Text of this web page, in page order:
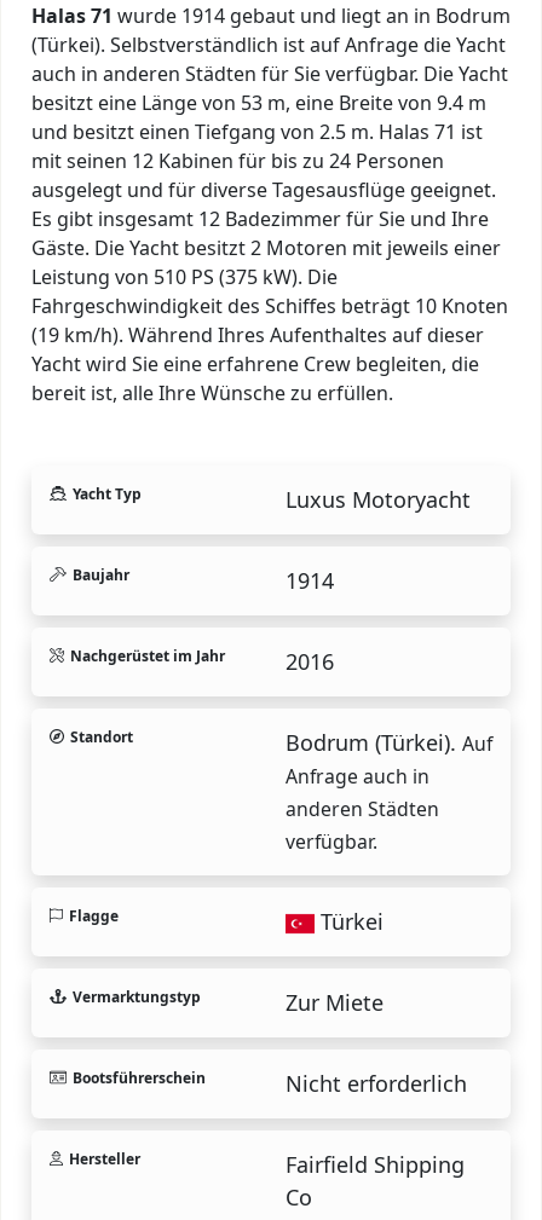
Halas 71 wurde 1914 gebaut und liegt an in Bodrum
(Türkei). Selbstverständlich ist auf Anfrage die Yacht
auch in anderen Städten für Sie verfügbar. Die Yacht
besitzt eine Länge von 53 m, eine Breite von 9.4 m
und besitzt einen Tiefgang von 2.5 m. Halas 71 ist
mit seinen 12 Kabinen für bis zu 24 Personen
ausgelegt und für diverse Tagesausflüge geeignet.
Es gibt insgesamt 12 Badezimmer für Sie und Ihre
Gäste. Die Yacht besitzt 2 Motoren mit jeweils einer
Leistung von 510 PS (375 kW). Die
Fahrgeschwindigkeit des Schiffes beträgt 10 Knoten
(19 km/h). Während Ihres Aufenthaltes auf dieser
Yacht wird Sie eine erfahrene Crew begleiten, die
bereit ist, alle Ihre Wünsche zu erfüllen.
Yacht Typ Luxus Motoryacht
Baujahr 1914
Nachgerüstet im Jahr 2016
Standort Bodrum (Türkei). Auf
Anfrage auch in
anderen Städten
verfügbar.
Flagge Türkei
Vermarktungstyp Zur Miete
Bootsführerschein Nicht erforderlich
Hersteller
Fairfield Shipping
Co